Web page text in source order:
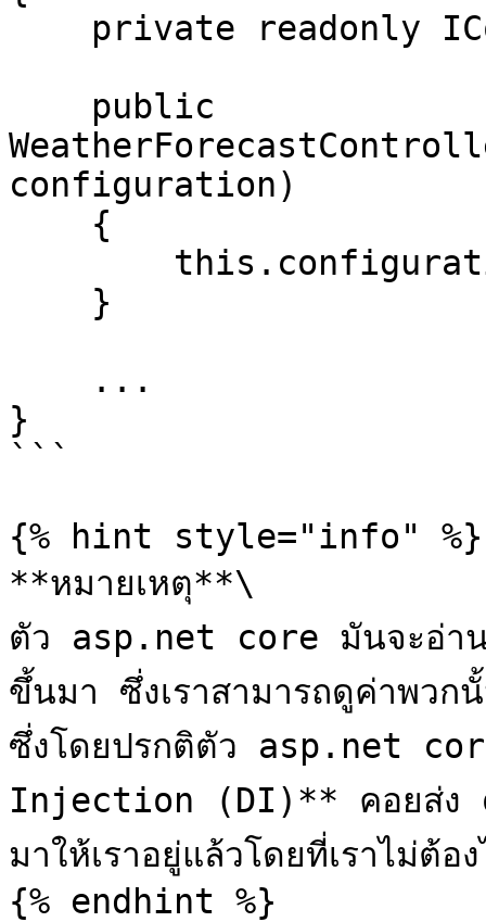
configuration)
}
```
{% hint style="info" %}
**หมายเหตุ**\
ตัว asp.net core มันจะอ่
ขึ้นมา ซึ่งเราสามารถดูค่าพ
ซึ่งโดยปรกติตัว asp.net
Injection (DI)** คอยส่ง
มาให้เราอยู่แล้วโดยที่เราไม่ต้อ
{% endhint %}